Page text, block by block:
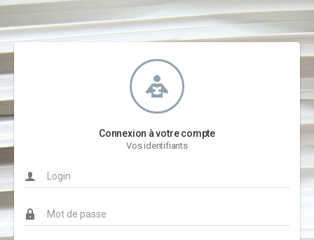
Connexion à votre compte
Vos identifiants